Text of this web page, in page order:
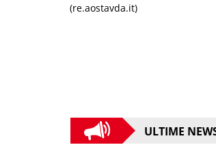
(re.aostavda.it)
ULTIME